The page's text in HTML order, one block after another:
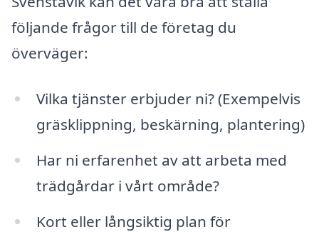
följande frågor till de företag du
överväger:
Vilka tjänster erbjuder ni? (Exempelvis
gräsklippning, beskärning, plantering)
Har ni erfarenhet av att arbeta med
trädgårdar i vårt område?
Kort eller långsiktig plan för